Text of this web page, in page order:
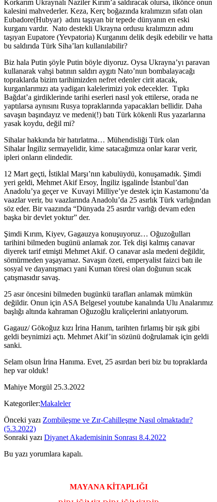
Korkarım Ukraynalı Naziler Kırım’a saldıracak olursa, ilkönce onun
kalesini mahvederler. Keza, Kerç boğazında kralımızın sıfatı olan
Eubadore(Hubyar) adını taşıyan bir tepede dünyanın en eski
kurganı vardır. Nato destekli Ukrayna ordusu kralımızın adını
taşıyan Eupatore (Yevpatoria) Kurganını delik deşik edebilir ve hatta
bu saldırıda Türk Siha’ları kullanılabilir?
Biz hala Putin şöyle Putin böyle diyoruz. Oysa Ukrayna’yı paravan
kullanarak vahşi batının saldırı aygıtı Nato’nun bombalayacağı
topraklarda bizim tarihimizden nefret edenler cirit atacak,
kurganlarımızı ata yadigarı kalelerimizi yok edecekler. Tıpkı
Bağdat’a girdiklerinde tarihi eserleri nasıl yok ettilerse, orada ne
yaptılarsa aynısını Rusya topraklarında yapacakları bellidir. Daha
savaşın başındayız ve medeni(!) batı Türk kökenli Rus yazarlarına
yasak koydu, değil mi?
Sihalar hakkında bir hatırlatma… Mühendisliği Türk olan
Sihalar İngiliz sermayelidir, kime satacağımıza onlar karar verir,
ipleri onların elindedir.
12 Mart geçti, İstiklal Marşı’nın kabulüydü, konuşamadık. Şimdi
yeri geldi, Mehmet Akif Ersoy, İngiliz işgalinde İstanbul’dan
Anadolu’ya geçer ve Kuvayi Milliye’ye destek için Kastamonu’da
vaazlar verir, bu vaazlarında Anadolu’da 25 asırlık Türk varlığından
söz eder. Bir vaazında “Dünyada 25 asırdır varlığı devam eden
başka bir devlet yoktur” der.
Şimdi Kırım, Kiyev, Gagauzya konuşuyoruz… Oğuzoğulları
tarihini bilmeden bugünü anlamak zor. Tek dişi kalmış canavar
diyerek tarif etmişti Mehmet Akif. O canavar asla medeni değildir,
sömürmeden yaşayamaz. Savaşın özeti, emperyalist faizci batı ile
sosyal ve dayanışmacı yani Kuman töresi olan doğunun sıcak
çatışmasıdır savaş.
25 asır öncesini bilmeden bugünkü tarafları anlamak mümkün
değildir. Onun için ASA Belgesel youtube kanalında Ulu Analarımız
başlığı altında kahraman Oğuzoğlu kraliçelerini anlatıyorum.
Gagauz/ Gökoğuz kızı İrina Hanım, tarihten fırlamış bir ışık gibi
geldi beynimizi açtı. Mehmet Akif’in sözünü doğrulamak için geldi
sanki.
Selam olsun İrina Hanıma. Evet, 25 asırdan beri biz bu topraklarda
hep var olduk!
Mahiye Morgül 25.3.2022
Kategoriler:Makaleler
Önceki yazı Zombileşme ve Zır-Cahilleşme Nasıl olmaktadır?
(5.3.2022)
Sonraki yazı Diyanet Akademisinin Sonrası 8.4.2022
Bu yazı yorumlara kapalı.
MAYANA KİTAPLIĞI